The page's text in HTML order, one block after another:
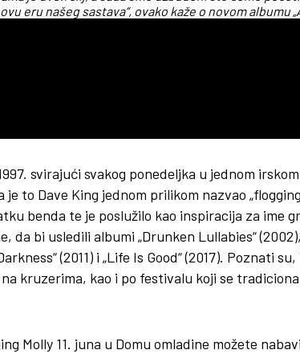
eru našeg sastava“, ovako kaže o novom albumu
svirajući svakog ponedeljka u jednom
to Dave King jednom prilikom nazvao
benda te je poslužilo kao inspiracija za ime
da bi usledili albumi „Drunken Lullabies“
(2011) i „Life Is Good“ (2017). Poznati
kruzerima, kao i po festivalu koji se
Molly 11. juna u Domu omladine možete